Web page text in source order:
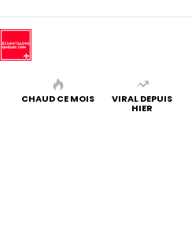
CHAUD CE MOIS VIRAL DEPUIS
HIER